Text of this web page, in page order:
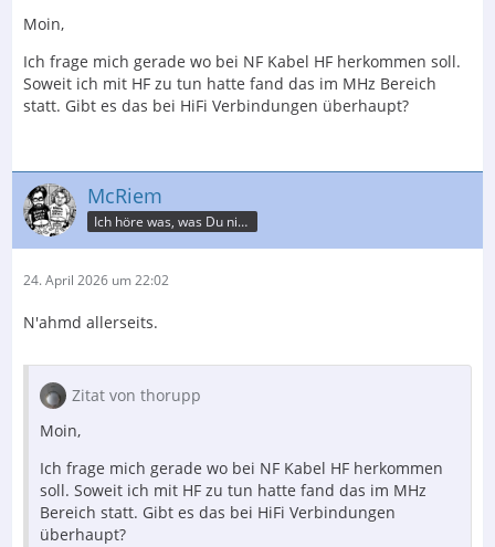
Moin,
Ich frage mich gerade wo bei NF Kabel HF herkommen soll.
Soweit ich mit HF zu tun hatte fand das im MHz Bereich
statt. Gibt es das bei HiFi Verbindungen überhaupt?
McRiem
Ich höre was, was Du nicht misst.
24. April 2026 um 22:02
N'ahmd allerseits.
Zitat von thorupp
Moin,
Ich frage mich gerade wo bei NF Kabel HF herkommen
soll. Soweit ich mit HF zu tun hatte fand das im MHz
Bereich statt. Gibt es das bei HiFi Verbindungen
überhaupt?